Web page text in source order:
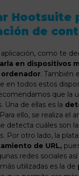
Hootsuite
de
como te
en dispositivos
. También
en todos estos
que la
Una de ellas es la
ello, se realiza el
detecta cuáles son
. Por otro lado, la
de URL,
redes sociales
utilizadas es la de